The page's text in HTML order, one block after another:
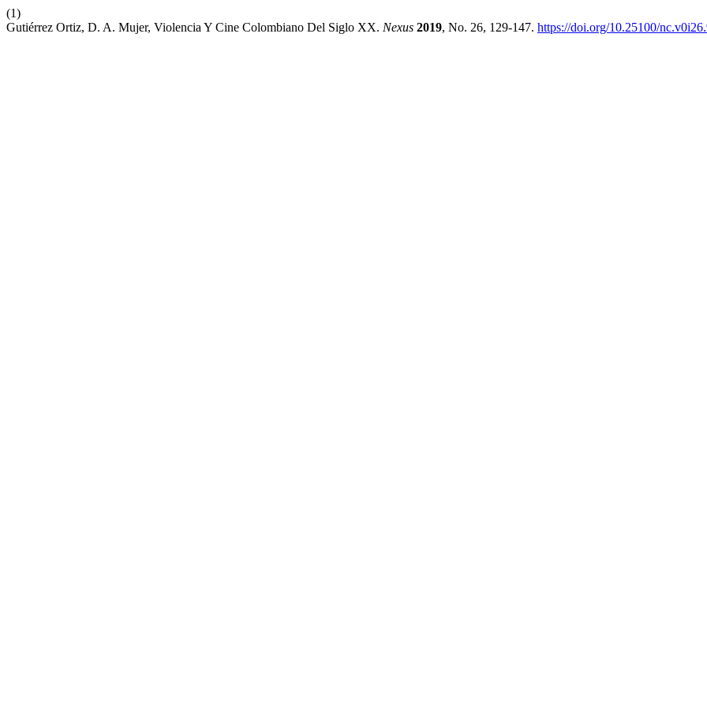
(1)
Gutiérrez Ortiz, D. A. Mujer, Violencia Y Cine Colombiano Del Siglo XX. Nexus 2019, No. 26, 129-147. https://doi.org/10.25100/